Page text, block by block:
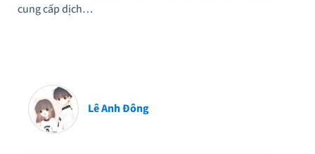
cung cấp dịch…
Lê Anh Đông